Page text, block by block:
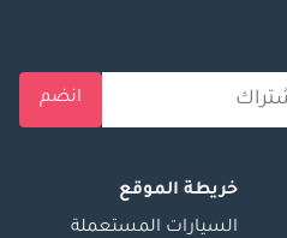
انضم
خريطة الموقع
السيارات المستعملة